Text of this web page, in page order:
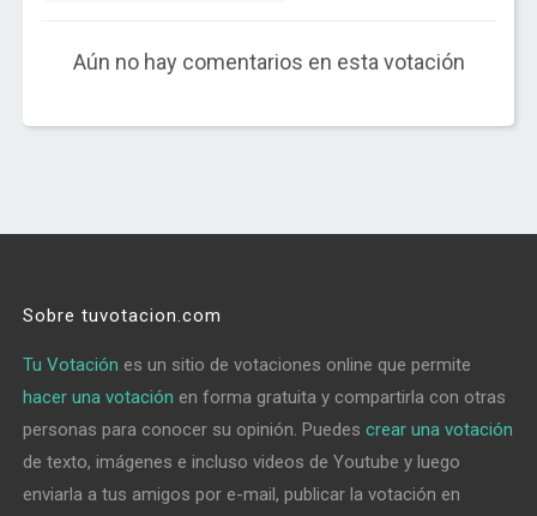
Aún no hay comentarios en esta votación
Sobre tuvotacion.com
Tu Votación es un sitio de votaciones online que permite
hacer una votación en forma gratuita y compartirla con otras
personas para conocer su opinión. Puedescrear una votación
de texto, imágenes e incluso videos de Youtube y luego
enviarla a tus amigos por e-mail, publicar la votación en